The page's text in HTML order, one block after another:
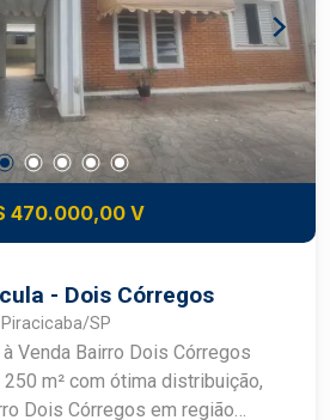
470.000,00 V
- Dois Córregos
SP
Dois Córregos
m² com ótima distribuição,
Dois Córregos em região